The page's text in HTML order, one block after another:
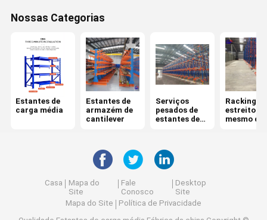
Racking de rádio da pálete da canela
Racking da pálete da gravidade
Empurrar para trás estantes de paletes
Sistema do tormento do mezanino
Estacionamento ASRS
Recipiente da rede de arame
racking da pilha
páletes empilháveis
Nossas Categorias
Estantes de
carga média
Estantes de
armazém de
cantilever
Serviços
pesados de
estantes de
Racking
estreito
mesmo da
Casa
Mapa do
Site
Fale
Conosco
Desktop
Site
Mapa do Site
Política de Privacidade